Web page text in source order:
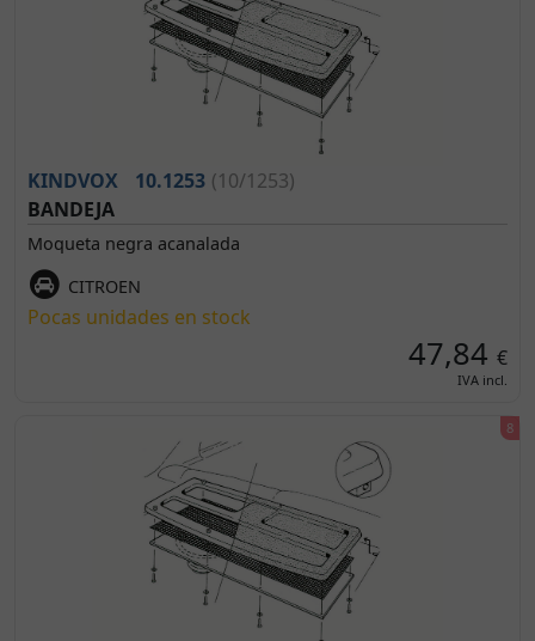
KINDVOX 10.1253 (10/1253)
BANDEJA
Moqueta negra acanalada
CITROEN
Pocas unidades en stock
47,84 €
IVA incl.